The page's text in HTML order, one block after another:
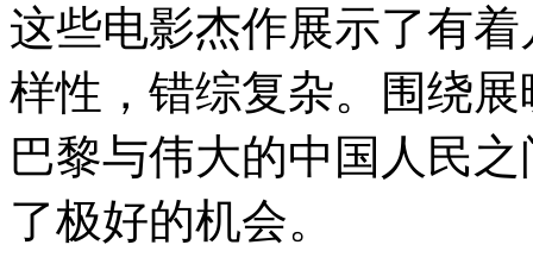
这些电影杰作展示了有
样性，错综复杂。围绕
巴黎与伟大的中国人民
了极好的机会。